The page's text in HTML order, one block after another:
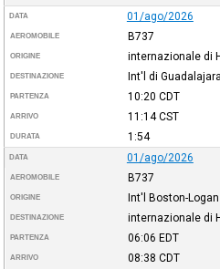
DATA 01/ago/2026
AEROMOBILE B737
ORIGINE internazionale di
DESTINAZIONE Int'l di Guadalajara
PARTENZA 10:20 CDT
ARRIVO 11:14CST
DURATA 1:54
DATA 01/ago/2026
AEROMOBILE B737
ORIGINE Int'l Boston-Logan
DESTINAZIONE internazionale di
PARTENZA 06:06 EDT
ARRIVO 08:38 CDT